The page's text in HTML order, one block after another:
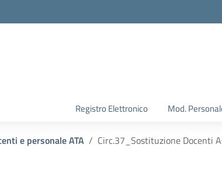
Registro Elettronico Mod.
e personale ATA Circ.37_Sostituzione Docenti